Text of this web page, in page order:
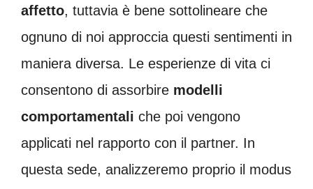
affetto, tuttavia è bene sottolineare che
ognuno di noi approccia questi sentimenti in
maniera diversa. Le esperienze di vita ci
consentono di assorbire modelli
comportamentali che poi vengono
applicati nel rapporto con il partner. In
questa sede, analizzeremo proprio il modus